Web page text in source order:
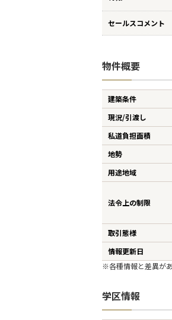
セールスコメント
物件概要
建築条件
現況/引渡し
私道負担面積
地勢
用途地域
法令上の制限
取引態様
情報更新日
※各種情報と差異が
学区情報